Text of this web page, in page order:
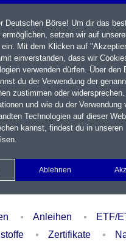
Watchlist Portfolio
Anleihen
ETF/
Zertifikate
Deutschen Börse! Um dir das
setzen wir auf
Mit dem Klicken auf
einverstanden, dass wir
verwenden dürfen. Über den
du der Verwendung der
zustimmen oder widersprechen.
und wie du der Verwendung
Technologien auf dieser
kannst, findest du in unseren
.
Ablehnen